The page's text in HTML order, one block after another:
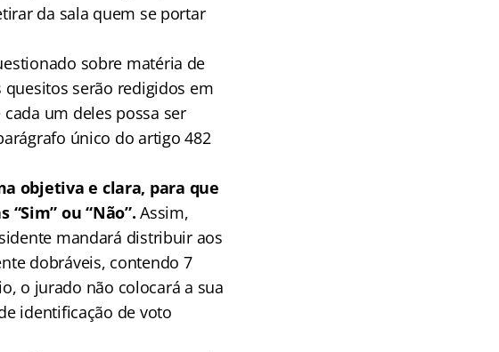
da sala quem se portar
sobre matéria de
serão redigidos em
um deles possa ser
único do artigo 482
objetiva e clara, para que
“Sim” ou “Não”.Assim,
mandará distribuir aos
dobráveis, contendo 7
o jurado não colocará a sua
identificação de voto